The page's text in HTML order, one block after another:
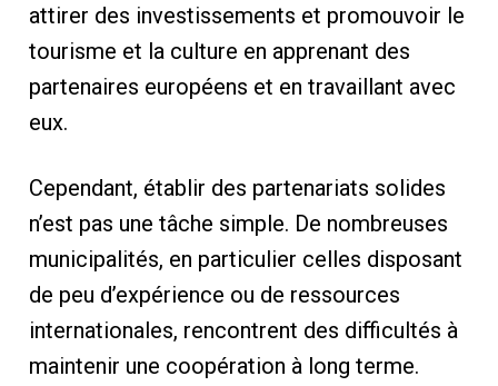
attirer des investissements et promouvoir le
tourisme et la culture en apprenant des
partenaires européens et en travaillant avec
eux.
Cependant, établir des partenariats solides
n’est pas une tâche simple. De nombreuses
municipalités, en particulier celles disposant
de peu d’expérience ou de ressources
internationales, rencontrent des difficultés à
maintenir une coopération à long terme.